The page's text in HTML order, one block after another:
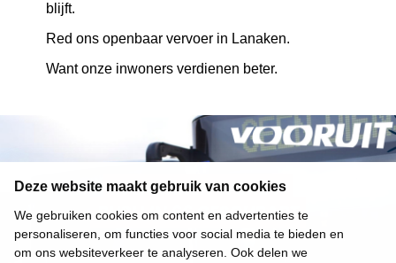
Deze website maakt gebruik van cookies
We gebruiken cookies om content en advertenties te
personaliseren, om functies voor social media te bieden en
om ons websiteverkeer te analyseren. Ook delen we
blijft.
Red ons openbaar vervoer in Lanaken.
Want onze inwoners verdienen beter.